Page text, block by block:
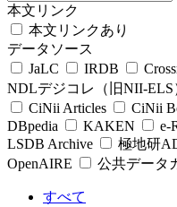
本文リンク
本文リンクあり
データソース
JaLC
IRDB
NDLデジコレ（旧NII-ELS
CiNii Articles
CiNii
DBpedia
KAKEN e-
LSDB Archive
極地研
OpenAIRE
公共データ
すべて